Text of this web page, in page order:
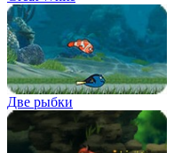
Две рыбки